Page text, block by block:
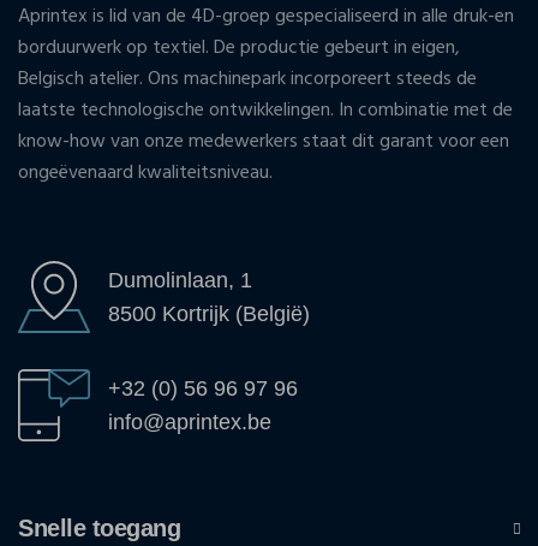
Aprintex is lid van de 4D-groep gespecialiseerd in alle druk-en
borduurwerk op textiel. De productie gebeurt in eigen,
Belgisch atelier. Ons machinepark incorporeert steeds de
laatste technologische ontwikkelingen. In combinatie met de
know-how van onze medewerkers staat dit garant voor een
ongeëvenaard kwaliteitsniveau.
Dumolinlaan, 1
8500 Kortrijk (België)
+32 (0) 56 96 97 96
info@aprintex.be
Snelle toegang